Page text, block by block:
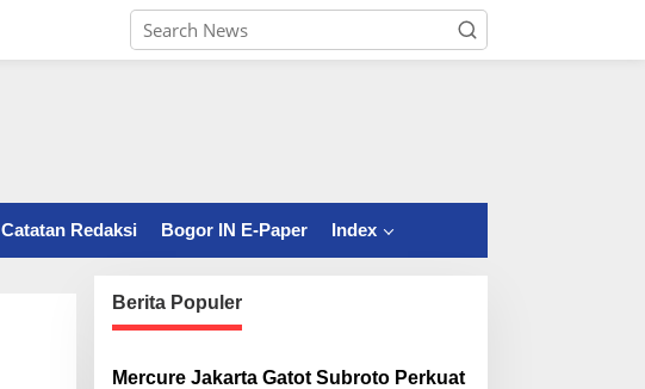
Catatan Redaksi Bogor IN E-Paper Index
Berita Populer
Mercure Jakarta Gatot Subroto Perkuat